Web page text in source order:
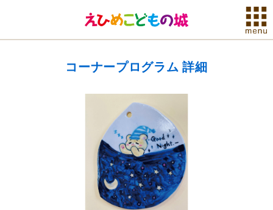
コーナープログラム 詳細